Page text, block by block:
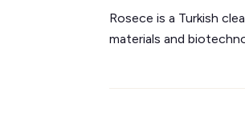
Rosece is a Turkish
materials and